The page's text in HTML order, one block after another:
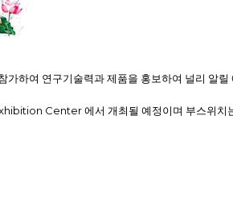
가하여 연구기술력과 제품을 홍보하여 널리 알
Center에서 개최될 예정이며 부스위치